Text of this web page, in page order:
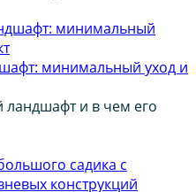
минимальный уход и
и в чем его